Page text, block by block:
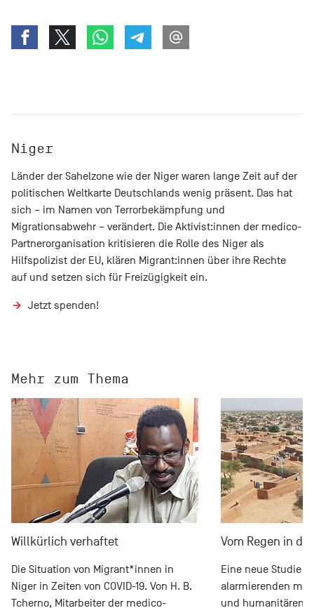
Niger
Länder der Sahelzone wie der Niger waren lange Zeit auf der
politischen Weltkarte Deutschlands wenig präsent. Das hat
sich – im Namen von Terrorbekämpfung und
Migrationsabwehr – verändert. Die Aktivist:innen der medico-
Partnerorganisation kritisieren die Rolle des Niger als
Hilfspolizist der EU, klären Migrant:innen über ihre Rechte
auf und setzen sich für Freizügigkeit ein.
Jetzt spenden!
Mehr zum Thema
Willkürlich verhaftet
Die Situation von Migrant*innen in
Niger in Zeiten von COVID-19. Von H. B.
Tcherno, Mitarbeiter der medico-
Vom Regen in
Eine neue Studie
alarmierenden
und humanitären